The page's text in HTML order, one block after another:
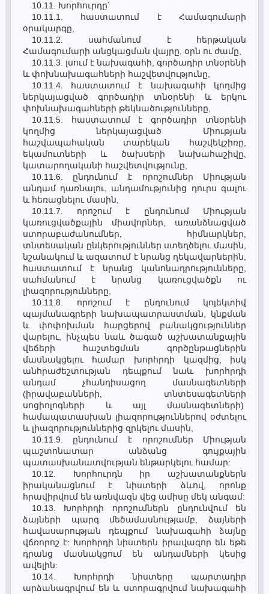
10.11. Խորհուրդը՝
10.11.1. հաստատում է Համագումարի
օրակարգը,
10.11.2. սահմանում է հերթական
Համագումարի անցկացման վայրը, օրն ու ժամը,
10.11.3. լսում է նախագահի, գործադիր տնօրենի
և փոխնախագահների հաշվետվությունը,
10.11.4. հաստատում է նախագահի կողմից
ներկայացված գործադիր տնօրենի և երկու
փոխնախագահների թեկնածությունները,
10.11.5. հաստատում է գործադիր տնօրենի
կողմից ներկայացված Միության
հաշվապահական տարեկան հաշվեկշիռը,
եկամուտների և ծախսերի նախահաշիվը,
կատարողականի հաշվետվությունը,
10.11.6. ընդունում է որոշումներ Միության
անդամ դառնալու, անդամությունից դուրս գալու
և հեռացնելու մասին,
10.11.7. որոշում է ընդունում Միության
կառուցվածքային միավորներ, առանձնացված
ստորաբաժանումներ, հիմնարկներ,
տնտեսական ընկերություններ ստեղծելու մասին,
նշանակում և ազատում է նրանց ղեկավարներին,
հաստատում է նրանց կանոնադրությունները,
սահմանում է նրանց կառուցվածքն ու
լիազորությունները,
10.11.8. որոշում է ընդունում կոլեկտիվ
պայմանագրերի նախապատրաստման, կնքման
և փոփոխման հարցերով բանակցություններ
վարելու, ինչպես նաև ծագած աշխատանքային
վեճերի հաշտեցման գործընթացներին
մասնակցելու համար խորհրդի կազմից, իսկ
անհրաժեշտության դեպքում նաև խորհրդի
անդամ չհանդիսացող մասնագետների
(իրավաբանների, տնտեսագետների
սոցիոլոգների և այլ մասնագետների)
համապատասխան լիազորություններով օժտելու
և լիազորություններից զրկելու մասին,
10.11.9. ընդունում է որոշումներ Միության
պաշտոնատար անձանց գույքային
պատասխանատվության ենթարկելու համար:
10.12. Խորհուրդն իր աշխատանքներն
իրականացնում է նիստերի ձևով, որոնք
հրավիրվում են առնվազն վեց ամիսը մեկ անգամ:
10.13. Խորհրդի որոշումներն ընդունվում են
ձայների պարզ մեծամասնությամբ, ձայների
հավասարության դեպքում նախագահի ձայնը
վճռորոշ է: Խորհրդի նիստերն իրավազոր են եթե
դրանց մասնակցում են անդամների կեսից
ավելին:
10.14. Խորհրդի նիստերը պարտադիր
արձանագրվում են և ստորագրվում նախագահի